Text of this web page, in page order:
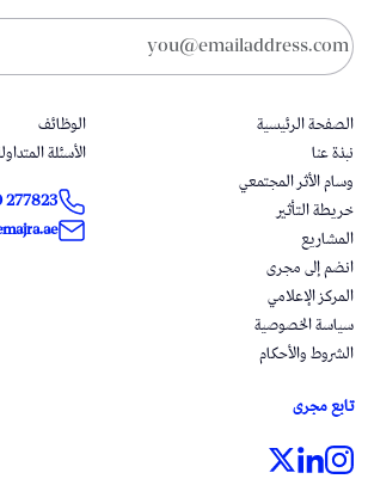
الصفحة الرئيسية
نبذة عنا
وسام الأثر المجتمعي
خريطة التأثير
المشاريع
انضم إلى مجرى
المركز الإعلامي
الوظائف
الأسئلة
277823
سياسة الخصوصية
الشروط والأحكام
تابع مجرى